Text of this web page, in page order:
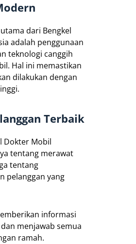
dari Bengkel
adalah penggunaan
teknologi canggih
Hal ini memastikan
dilakukan dengan
Terbaik
Dokter Mobil
tentang merawat
tentang
pelanggan yang
informasi
menjawab semua
ramah.